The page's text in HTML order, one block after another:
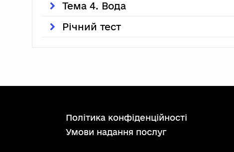
Тема 4. Вода
Річний тест
політика конфіденційності
умови надання послуг